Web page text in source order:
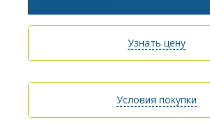
Узнать цену
Условия покупки